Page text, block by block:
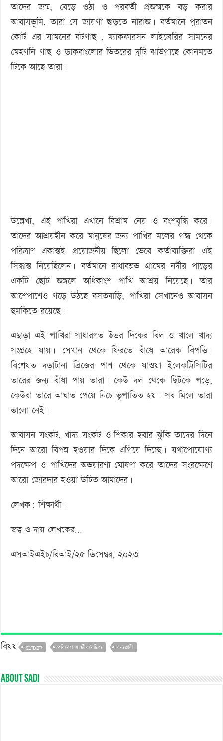
তাদের জন্ম, বেড়ে ওঠা ও পরবর্তী প্রজন্মকে বড় করার
আবাসভূমি, তারা সে জায়গা ছাড়তে নারাজ। বর্তমানে পুরাতন
কোর্ট এর সামনের বটগাছ , ম্যাকফারসন লাইব্রেরির সামনের
মেহগনি গাছ ও ডাকবাংলোর ভিতরের দুটি ঝাউগাছে কোনমতে
টিকে আছে তারা।
উল্লেখ্য, এই পাখিরা এখানে বিশ্রাম নেয় ও বংশবৃদ্ধি করে।
তাদের আশ্রয়হীন করে মানুষের জন্য পাখির মলের গন্ধ থেকে
পরিত্রাণ একান্তই প্রয়োজনীয় ছিলো ভেবে কর্তাব্যক্তিরা এই
সিদ্ধান্ত নিয়েছিলেন। বর্তমানে রাধাবল্লভ গ্রামের নদীর পাড়ের
একটি ছোট জঙ্গলে অধিকাংশ পাখি আশ্রয় নিয়েছে। তার
আশেপাশেও গড়ে উঠছে বসতবাড়ি, পাখিরা সেখানেও আবাসন
হুমকিতে রয়েছে।
এছাড়া এই পাখিরা সাধারণত উত্তর দিকের বিল ও খালে খাদ্য
সংগ্রহে যায়। সেখান থেকে ফিরতে বাঁধে আরেক বিপত্তি।
বিশেষত দড়াটানা ব্রিজের পাশ থেকে যাওয়া ইলেকট্রিসিটির
তারের জন্য বাঁধা পায় তারা। কেউ দল থেকে ছিটকে পড়ে,
কেউবা তারে আঘাত পেয়ে নিচে ভূপাতিত হয়। সব মিলে তারা
ভালো নেই।
আবাসন সংকট, খাদ্য সংকট ও শিকার হবার ঝুঁকি তাদের দিনে
দিনে আরো বিপন্ন হওয়ার দিকে এগিয়ে দিচ্ছে। যথাপোযোগ্য
পদক্ষেপ ও পাখিদের অভয়ারণ্য ঘোষণা করে তাদের সংরক্ষেণে
আরো জোরদার হওয়া উচিত আমাদের।
লেখক: শিক্ষার্থী।
স্বত্ব ও দায় লেখকের…
এসআইএইচ/বিআই/২৫ ডিসেম্বর, ২০২৩
বিষয় SLIDER পরিবেশ ও জীববৈচিত্র্য বন্যপ্রাণী
About sadi